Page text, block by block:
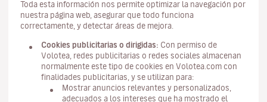
Toda esta información nos permite optimizar la navegación por
nuestra página web, asegurar que todo funciona
correctamente, y detectar áreas de mejora.
Cookies publicitarias o dirigidas: Con permiso de
Volotea, redes publicitarias o redes sociales almacenan
normalmente este tipo de cookies en Volotea.com con
finalidades publicitarias, y se utilizan para:
Mostrar anuncios relevantes y personalizados,
adecuados a los intereses que ha mostrado el